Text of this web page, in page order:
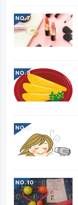
NO.
NO.
NO.
NO.